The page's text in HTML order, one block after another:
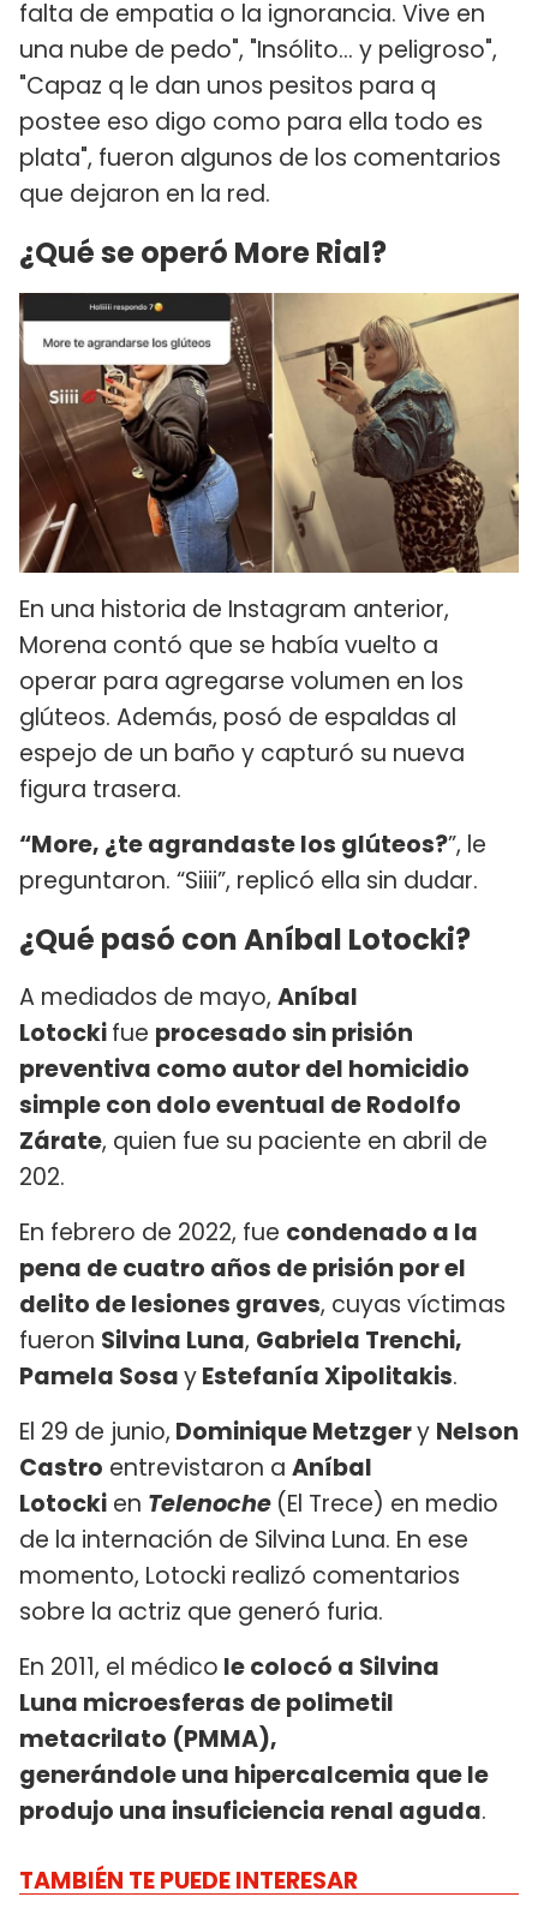
falta de empatia o la ignorancia. Vive en
una nube de pedo", "Insólito... y peligroso",
"Capaz q le dan unos pesitos para q
postee eso digo como para ella todo es
plata", fueron algunos de los comentarios
que dejaron en la red.
¿Qué se operó More Rial?
En una historia de Instagram anterior,
Morena contó que se había vuelto a
operar para agregarse volumen en los
glúteos. Además, posó de espaldas al
espejo de un baño y capturó su nueva
figura trasera.
“More, ¿te agrandaste los glúteos?”, le
preguntaron. “Siiii”, replicó ella sin dudar.
¿Qué pasó con Aníbal Lotocki?
A mediados de mayo, Aníbal
Lotockifue procesado sin prisión
preventiva como autor del homicidio
simple con dolo eventual de Rodolfo
Zárate, quien fue su paciente en abril de
202.
En febrero de 2022, fue condenado a la
pena de cuatro años de prisión por el
delito de lesiones graves, cuyas víctimas
fueron Silvina Luna, Gabriela Trenchi,
Pamela SosayEstefanía Xipolitakis.
El 29 de junio, Dominique Metzgery Nelson
Castro entrevistaron a Aníbal
Lotocki en Telenoche (El Trece) en medio
de la internación de Silvina Luna. En ese
momento, Lotocki realizó comentarios
sobre la actriz que generó furia.
En 2011, el médico le colocó a Silvina
Luna microesferas de polimetil
metacrilato (PMMA),
generándole una hipercalcemia que le
produjo una insuficiencia renal aguda.
TAMBIÉN TE PUEDE INTERESAR